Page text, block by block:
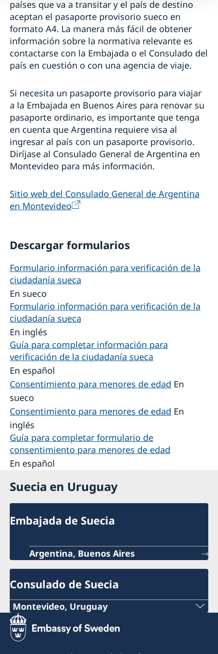
países que va a transitar y el país de destino
aceptan el pasaporte provisorio sueco en
formato A4. La manera más fácil de obtener
información sobre la normativa relevante es
contactarse con la Embajada o el Consulado del
país en cuestión o con una agencia de viaje.
Si necesita un pasaporte provisorio para viajar
a la Embajada en Buenos Aires para renovar su
pasaporte ordinario, es importante que tenga
en cuenta que Argentina requiere visa al
ingresar al país con un pasaporte provisorio.
Diríjase al Consulado General de Argentina en
Montevideo para más información.
Sitio web del Consulado General de Argentina
en Montevideo
Descargar formularios
Formulario información para verificación de la
ciudadanía sueca
En sueco
Formulario información para verificación de la
ciudadanía sueca
En inglés
Guía para completar información para
verificación de la ciudadanía sueca
En español
Consentimiento para menores de edad En
sueco
Consentimiento para menores de edad En
inglés
Guía para completar formulario de
consentimiento para menores de edad
En español
Suecia en Uruguay
Embajada de Suecia
Argentina, Buenos Aires
Consulado de Suecia
Montevideo, Uruguay
Teléfono:
+598 2914 7477